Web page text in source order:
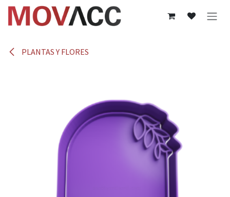
Ir al contenido
PLANTAS Y FLORES